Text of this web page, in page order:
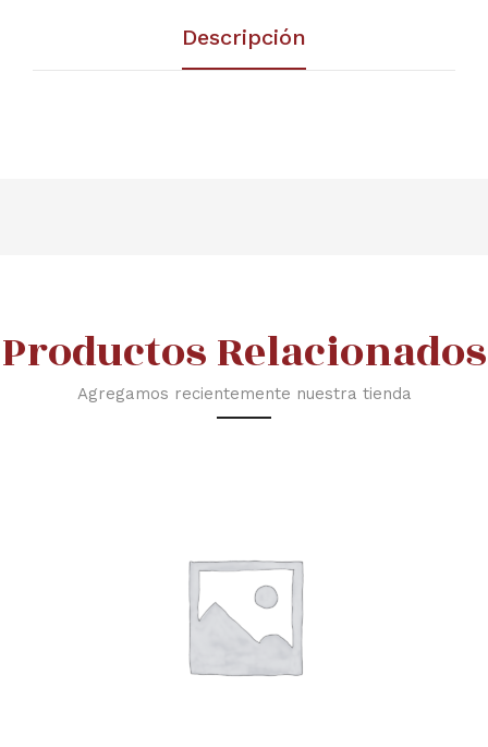
Descripción
Productos Relacionados
Agregamos recientemente nuestra tienda